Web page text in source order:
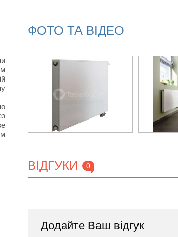
ФОТО ТА ВІДЕО
ВІДГУКИ 0
Додайте Ваш відгук